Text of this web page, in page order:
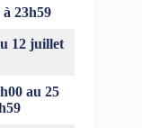
23h59
12 juillet
au 25